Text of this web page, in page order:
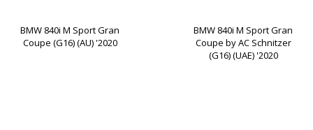
BMW 840i M Sport Gran
Coupe (G16) (AU) '2020
BMW 840i M Sport Gran
Coupe by AC Schnitzer
(G16) (UAE) '2020